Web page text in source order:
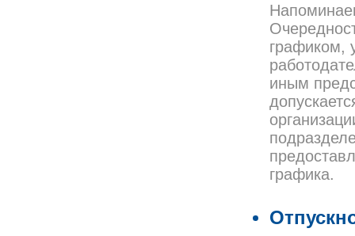
графиком,
иным
графика.